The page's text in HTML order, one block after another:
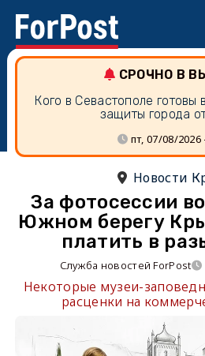
СРОЧНО В
Кого в Севастополе готовы
защиты города
пт, 07/08/2026
Новости
За фотосессии
Южном берегу
платить в
Служба новостей ForPost
Некоторые музеи-
расценки на